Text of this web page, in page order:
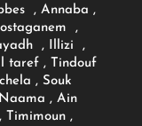
, Annaba ,
,
, Illizi ,
taref , Tindouf
, Souk
, Ain
Timimoun ,